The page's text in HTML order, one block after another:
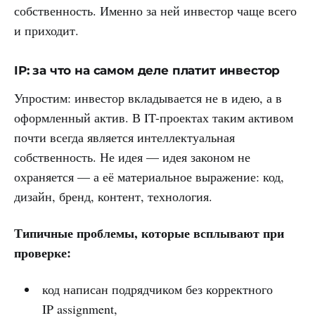
собственность. Именно за ней инвестор чаще всего
и приходит.
IP: за что на самом деле платит инвестор
Упростим: инвестор вкладывается не в идею, а в
оформленный актив. В IT-проектах таким активом
почти всегда является интеллектуальная
собственность. Не идея — идея законом не
охраняется — а её материальное выражение: код,
дизайн, бренд, контент, технология.
Типичные проблемы, которые всплывают при
проверке:
код написан подрядчиком без корректного
IP assignment,